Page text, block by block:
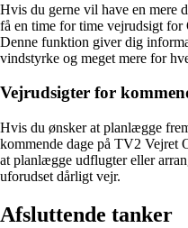
Hvis du gerne vil have en mere
få en time for time vejrudsigt for
Denne funktion giver dig
vindstyrke og meget mere for
Vejrudsigter for
Hvis du ønsker at planlægge
kommende dage på TV2 Vejret
at planlægge udflugter eller
uforudset dårligt vejr.
Afsluttende tanker